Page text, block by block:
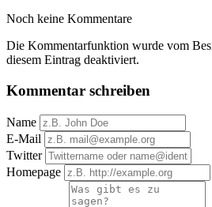
Noch keine Kommentare
Die Kommentarfunktion wurde vom
diesem Eintrag deaktiviert.
Kommentar schreiben
Name
E-Mail
Twitter
Homepage